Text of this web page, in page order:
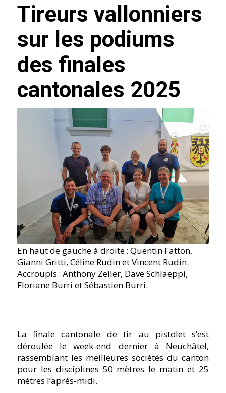
Tireurs vallonniers
sur les podiums
des finales
cantonales 2025
En haut de gauche à droite : Quentin Fatton,
Gianni Gritti, Céline Rudin et Vincent Rudin.
Accroupis : Anthony Zeller, Dave Schlaeppi,
Floriane Burri et Sébastien Burri.
La finale cantonale de tir au pistolet s’est
déroulée le week-end dernier à Neuchâtel,
rassemblant les meilleures sociétés du canton
pour les disciplines 50 mètres le matin et 25
mètres l’après-midi.